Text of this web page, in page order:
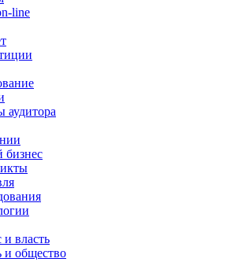
line
аудитора
и власть
и общество